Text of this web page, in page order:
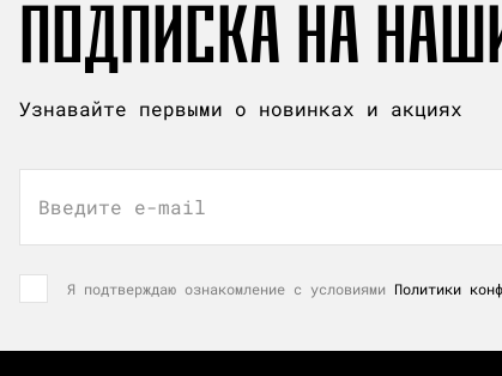
ПОДПИСКА НА
Узнавайте первыми о новинках и акциях
Введите e-mail
Я подтверждаю ознакомление с условиями Политики